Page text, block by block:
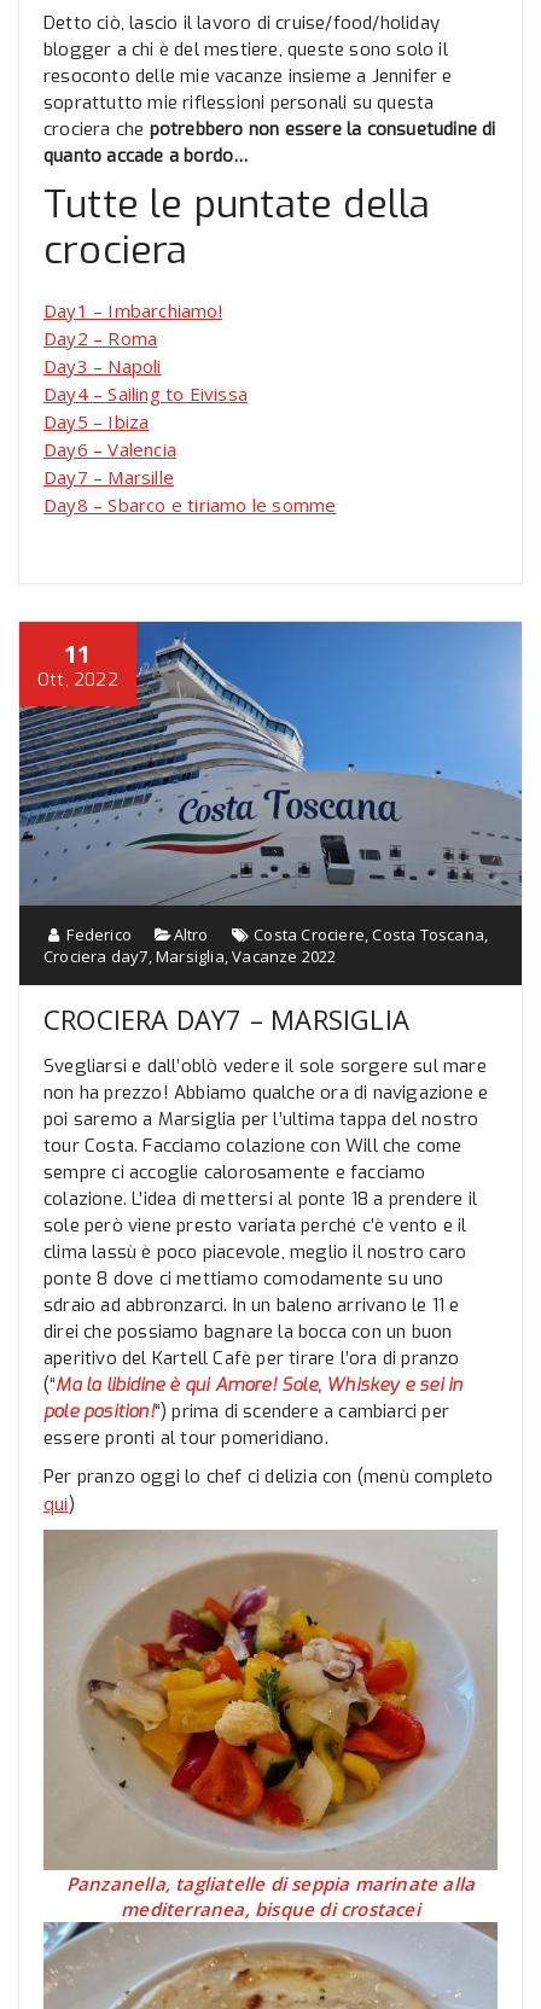
Detto ciò, lascio il lavoro di cruise/food/holiday
blogger a chi è del mestiere, queste sono solo il
resoconto delle mie vacanze insieme a Jennifer e
soprattutto mie riflessioni personali su questa
crociera che potrebbero non essere la consuetudine di
quanto accade a bordo…
Tutte le puntate della
crociera
Day1 – Imbarchiamo!
Day2 – Roma
Day3 – Napoli
Day4 – Sailing to Eivissa
Day5 – Ibiza
Day6 – Valencia
Day7 – Marsille
Day8 – Sbarco e tiriamo le somme
11
Ott, 2022
Federico Altro Costa Crociere,Costa Toscana,
Crociera day7,Marsiglia,Vacanze 2022
CROCIERA DAY7 – MARSIGLIA
Svegliarsi e dall’oblò vedere il sole sorgere sul mare
non ha prezzo! Abbiamo qualche ora di navigazione e
poi saremo a Marsiglia per l’ultima tappa del nostro
tour Costa. Facciamo colazione con Will che come
sempre ci accoglie calorosamente e facciamo
colazione. L’idea di mettersi al ponte 18 a prendere il
sole però viene presto variata perché c’è vento e il
clima lassù è poco piacevole, meglio il nostro caro
ponte 8 dove ci mettiamo comodamente su uno
sdraio ad abbronzarci. In un baleno arrivano le 11 e
direi che possiamo bagnare la bocca con un buon
aperitivo del Kartell Cafè per tirare l’ora di pranzo
(“Ma la libidine è qui Amore! Sole, Whiskey e sei in
pole position!“) prima di scendere a cambiarci per
essere pronti al tour pomeridiano.
Per pranzo oggi lo chef ci delizia con (menù completo
qui)
Panzanella, tagliatelle di seppia marinate alla
mediterranea, bisque di crostacei